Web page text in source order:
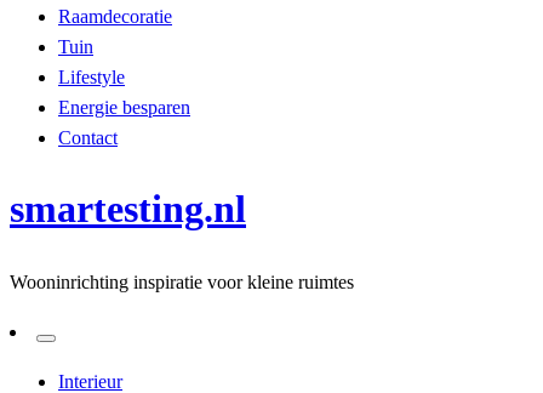
Raamdecoratie
Tuin
Lifestyle
Energie besparen
Contact
smartesting.nl
Wooninrichting inspiratie voor kleine ruimtes
Interieur